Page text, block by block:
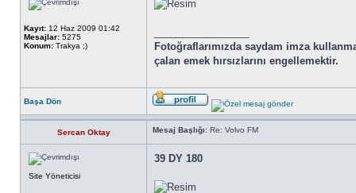
Kayıt: 12 Haz 2009 01:42
Mesajlar: 5275
Konum: Trakya ;)
Fotoğraflarımızda saydam imza
çalan emek hırsızlarını engellemektir.
Başa Dön
Sercan Oktay Mesaj Başlığı: Re: Volvo FM
Site Yöneticisi
39 DY 180